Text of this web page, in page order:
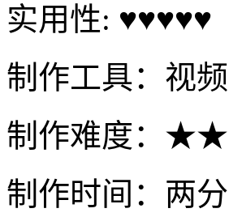
实用性: ♥♥♥♥♥
制作工具：视
制作难度：
制作时间：两